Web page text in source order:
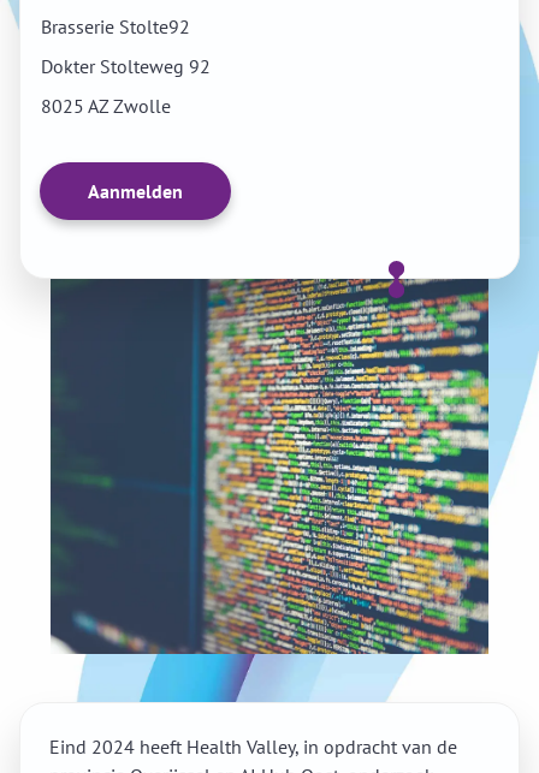
Brasserie Stolte92
Dokter Stolteweg 92
8025 AZ Zwolle
Aanmelden
Eind 2024 heeft Health Valley, in opdracht van de